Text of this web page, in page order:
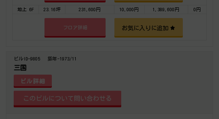
地上 6F 23.16坪 231,600円 10,000円 1,389,600円 0円
フロア詳細 お気に入りに追加
ビルID-9805 築年-1973/11
三国
ビル詳細